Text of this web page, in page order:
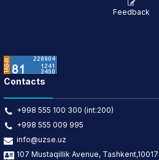
Feedback
Contacts
+998 555 100 300 (int:200)
+998 555 009 995
info@uzse.uz
107 Mustaqillik Avenue,